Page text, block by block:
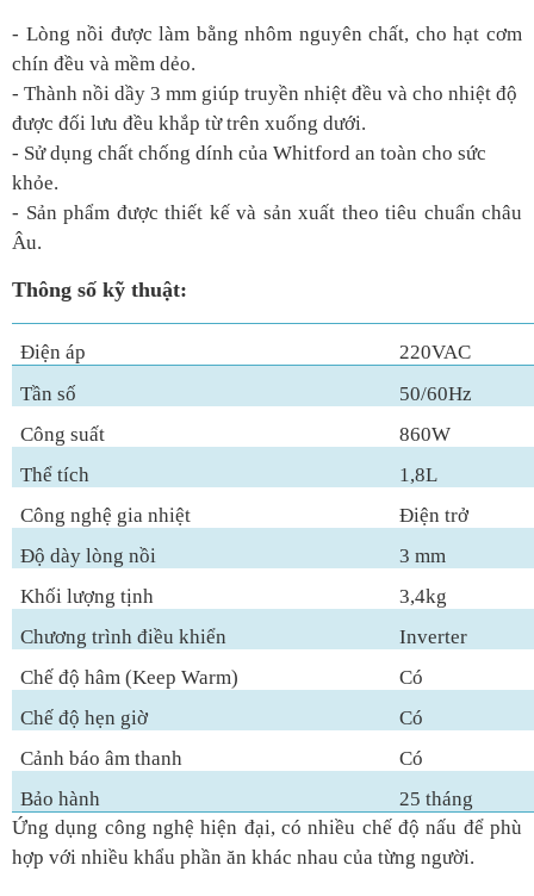
- Lòng nồi được làm bằng nhôm nguyên chất, cho hạt cơm
chín đều và mềm dẻo.
- Thành nồi dầy 3 mm giúp truyền nhiệt đều và cho nhiệt độ
được đối lưu đều khắp từ trên xuống dưới.
- Sử dụng chất chống dính của Whitford an toàn cho sức
khỏe.
- Sản phẩm được thiết kế và sản xuất theo tiêu chuẩn châu
Âu.
Thông số kỹ thuật:
Điện áp
220VAC
Tần số
50/60Hz
Công suất
860W
Thể tích
1,8L
Công nghệ gia nhiệt
Điện trở
Độ dày lòng nồi
3 mm
Khối lượng tịnh
3,4kg
Chương trình điều khiển
Inverter
Chế độ hâm (Keep Warm)
Có
Chế độ hẹn giờ
Có
Cảnh báo âm thanh
Có
Bảo hành
25 tháng
Ứng dụng công nghệ hiện đại, có nhiều chế độ nấu để phù
hợp với nhiều khẩu phần ăn khác nhau của từng người.